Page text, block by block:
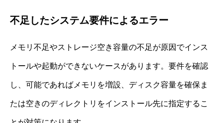
不足したシステム要件によるエラー
メモリ不足やストレージ空き容量の不足が原因でインス
トールや起動ができないケースがあります。要件を確認
し、可能であればメモリを増設、ディスク容量を確保ま
たは空きのディレクトリをインストール先に指定するこ